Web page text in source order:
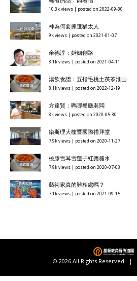
10.3k views | posted on 2022-09-30
神為何要揀選猶太人
9k views | posted on 2021-01-07
余德淳：婚姻創路
8.1k views | posted on 2021-04-11
湯飲食譜：五指毛桃土茯苓淮山
8.1k views | posted on 2022-12-19
方達賢：嗎哪餐廳老闆
8k views | posted on 2020-05-30
衞斯理大樓暨國際禮拜堂
7.9k views | posted on 2020-11-27
桃膠雪耳雪蓮子紅棗糖水
7.9k views | posted on 2020-07-03
藝術家真的難相處嗎？
7.1k views | posted on 2021-09-15
© 2026 All Rights Reserved |